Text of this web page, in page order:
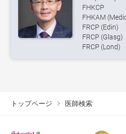
FHKCP
FHKAM
FRCP (Edin)
FRCP (Glasg)
FRCP (Lond)
トップページ 医師検索